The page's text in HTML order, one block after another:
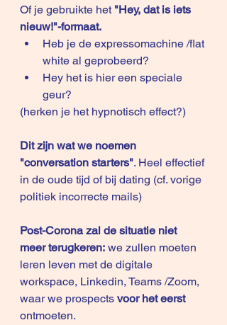
Of je gebruikte het "Hey, dat is iets
nieuw!"-formaat.
Heb je de expressomachine /flat
white al geprobeerd?
Hey het is hier een speciale
geur?
(herken je het hypnotisch effect?)
Dit zijn wat we noemen
"conversation starters". Heel effectief
in de oude tijd of bij dating (cf. vorige
politiek incorrecte mails)
Post-Corona zal de situatie niet
meer terugkeren: we zullen moeten
leren leven met de digitale
workspace, Linkedin, Teams /Zoom,
waar we prospects voor het eerst
ontmoeten.